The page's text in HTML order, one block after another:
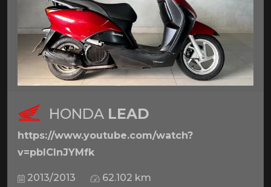
HONDA LEAD
https://www.youtube.com/watch?
v=pbICInJYMfk
2013/2013 62.102 km